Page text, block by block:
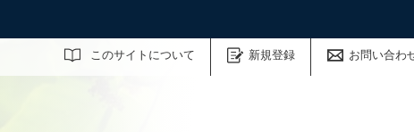
このサイトについて 新規登録 お問い合わ
サイト内検索